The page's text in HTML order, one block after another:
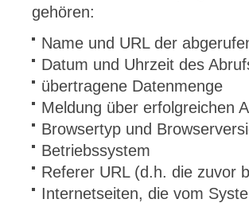
gehören:
Name und URL der
Datum und Uhrzeit des
übertragene Datenmenge
Meldung über erfolgreichen
Browsertyp und
Betriebssystem
Referer URL (d.h. die zuvor
Internetseiten, die vom